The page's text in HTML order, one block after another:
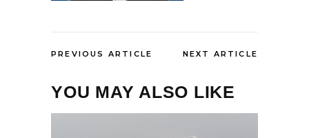
PREVIOUS ARTICLE NEXT ARTICLE
YOU MAY ALSO LIKE